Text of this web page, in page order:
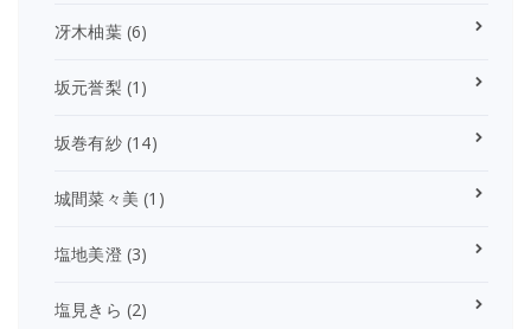
冴木柚葉(6)
坂元誉梨 (1)
坂巻有紗(14)
城間菜々美 (1)
塩地美澄(3)
塩見きら (2)